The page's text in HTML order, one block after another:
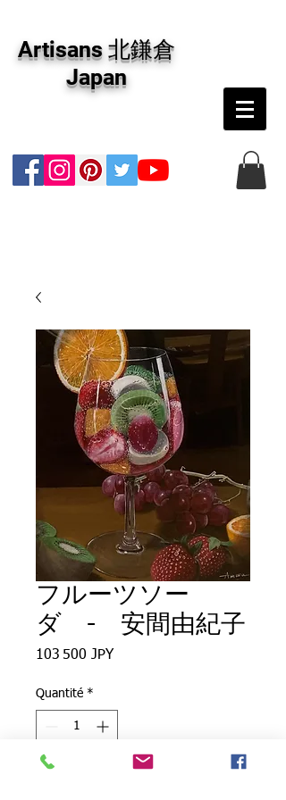
版画・切り絵など、コンテンポラリー並びにフ
ァインアートのオンライン販売をしています。
日本国内の抽象画・具象画の画家に加え、海外
のアーティストの作品もお取り寄せ頂けます。
インテリアとして、大切な方へのギフトとし
Artisans 北鎌倉
Japan
フルーツソー
ダ - 安間由紀子
103 500 JPYPrix
Quantité *